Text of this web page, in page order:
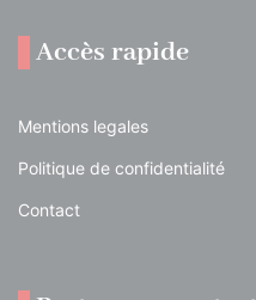
Accès rapide
Mentions legales
Politique de confidentialité
Contact